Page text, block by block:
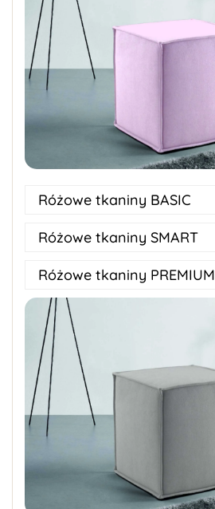
Różowe tkaniny BASIC
Różowe tkaniny SMART
Różowe tkaniny PREMIUM